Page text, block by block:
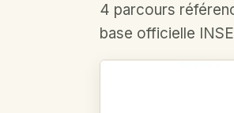
4 parcours
base officielle